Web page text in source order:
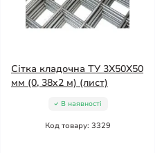
Сітка кладочна ТУ 3X50X50
мм (0, 38x2 м) (лист)
В наявності
Код товару: 3329